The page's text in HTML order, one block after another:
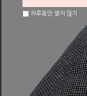
하루동안 열지 않기